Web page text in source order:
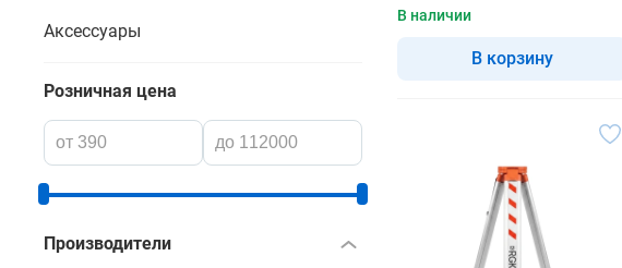
Аксессуары
Розничная цена
Производители
В наличии
В корзину